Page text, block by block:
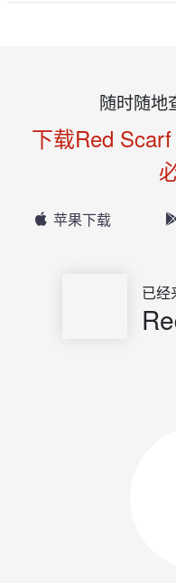
随时随地
下载Red
苹果下载
已经